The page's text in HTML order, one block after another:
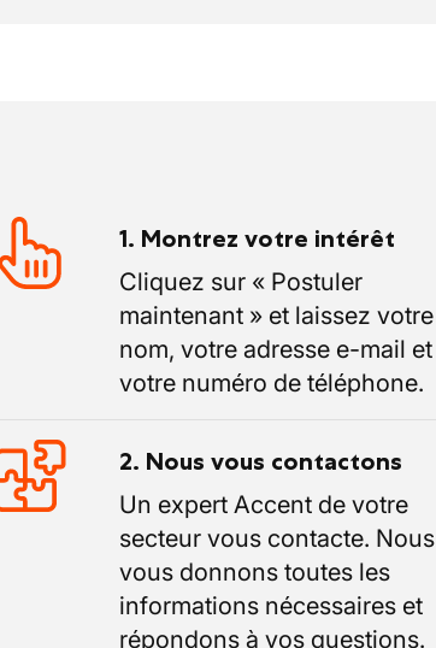
réseau d'agences en
entreprises sœurs
toujours le bon emploi
forme de contrat.
1. Montrez votre intérêt
Cliquez sur « Postuler
maintenant » et laissez votre
nom, votre adresse e-mail et
votre numéro de téléphone.
2. Nous vous contactons
Un expert Accent de votre
secteur vous contacte. Nous
vous donnons toutes les
informations nécessaires et
répondons à vos questions.